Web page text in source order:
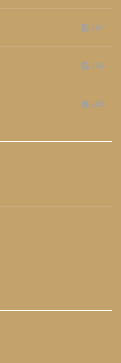
267
236
235